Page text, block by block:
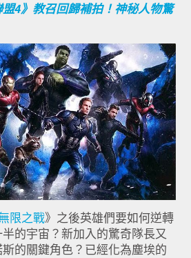
盟4》教召回歸補拍！神秘人物驚
限之戰》之後英雄們要如何逆轉
的宇宙？新加入的驚奇隊長又
的關鍵角色？已經化為塵埃的